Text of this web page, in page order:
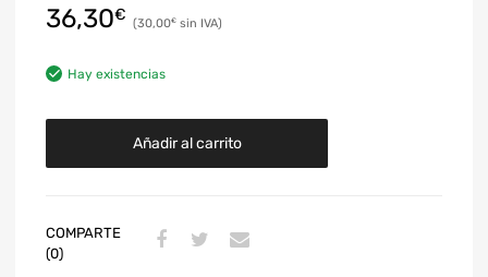
36,30€ 30,00€
Hay existencias
Añadir al carrito
COMPARTE
(0)